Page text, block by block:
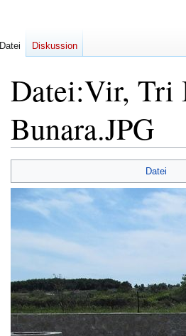
Datei:Vir, Tri
Bunara.JPG
Navigation
springen
Suche
springen
Datei
Datei Diskussion